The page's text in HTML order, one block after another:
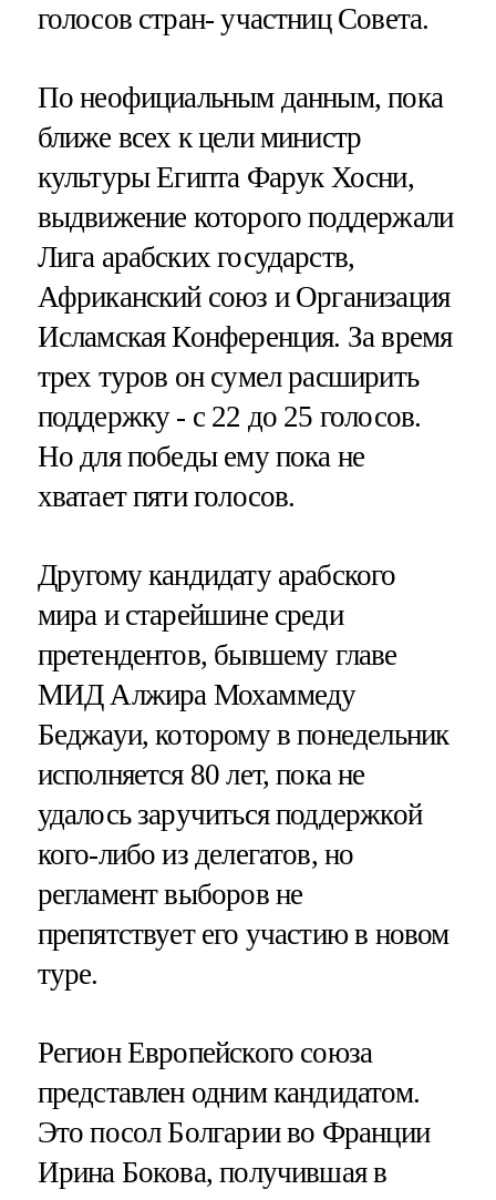
голосов стран- участниц Совета.
По неофициальным данным, пока
ближе всех к цели министр
культуры Египта Фарук Хосни,
выдвижение которого поддержали
Лига арабских государств,
Африканский союз и Организация
Исламская Конференция. За время
трех туров он сумел расширить
поддержку - с 22 до 25 голосов.
Но для победы ему пока не
хватает пяти голосов.
Другому кандидату арабского
мира и старейшине среди
претендентов, бывшему главе
МИД Алжира Мохаммеду
Беджауи, которому в понедельник
исполняется 80 лет, пока не
удалось заручиться поддержкой
кого-либо из делегатов, но
регламент выборов не
препятствует его участию в новом
туре.
Регион Европейского союза
представлен одним кандидатом.
Это посол Болгарии во Франции
Ирина Бокова, получившая в